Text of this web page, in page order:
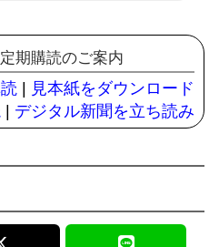
期購読のご案内
見本紙をダウンロード
デジタル新聞を立ち読み